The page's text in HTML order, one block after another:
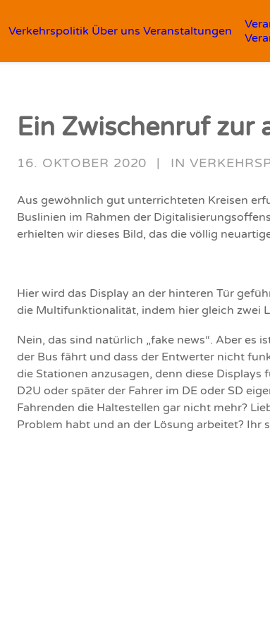
Verkehrspolitik Über uns Veranstaltungen
Ein Zwischenruf zur
16. OKTOBER 2020 | IN
Aus gewöhnlich gut unterrichteten Kreisen
Buslinien im Rahmen der
erhielten wir dieses Bild, das die völlig
Hier wird das Display an der hinteren Tür
die Multifunktionalität, indem hier gleich zwei
Nein, das sind natürlich „fake news“. Aber es
der Bus fährt und dass der Entwerter nicht
die Stationen anzusagen, denn diese
D2U oder später der Fahrer im DE oder SD
Fahrenden die Haltestellen gar nicht mehr?
Problem habt und an der Lösung arbeitet? Ihr